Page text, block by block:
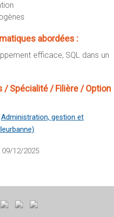
abordées :
efficace, SQL dans un
Spécialité / Filière / Option
Administration, gestion et
09/12/2025